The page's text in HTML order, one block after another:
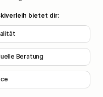
bietet dir:
Beratung